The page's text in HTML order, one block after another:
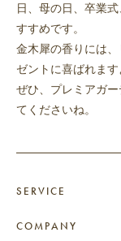
日、母の日、卒業
すすめです。
金木犀の香りには
ゼントに喜ばれます
ぜひ、プレミアガ
てくださいね。
SERVICE
COMPANY